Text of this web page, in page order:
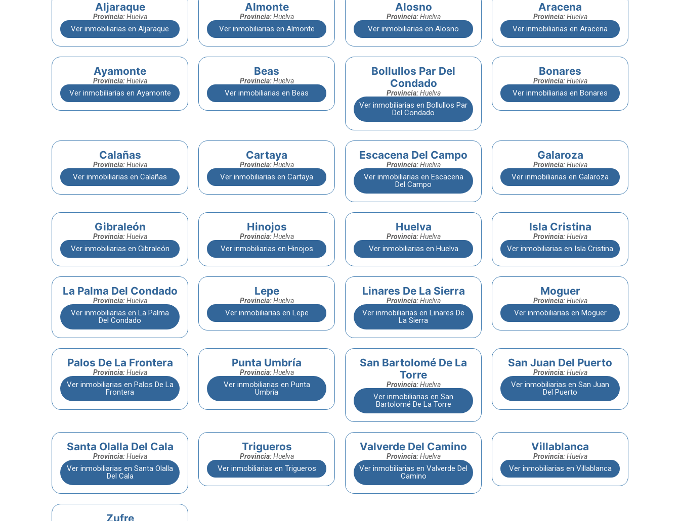
Aljaraque
Provincia:Huelva
Ver inmobiliarias en Aljaraque
Almonte
Provincia:Huelva
Ver inmobiliarias en Almonte
Alosno
Provincia:Huelva
Ver inmobiliarias en Alosno
Aracena
Provincia:Huelva
Ver inmobiliarias en Aracena
Ayamonte
Provincia:Huelva
Ver inmobiliarias en Ayamonte
Beas
Provincia:Huelva
Ver inmobiliarias en Beas
Bollullos Par Del
Condado
Provincia:Huelva
Ver inmobiliarias en Bollullos Par
Del Condado
Bonares
Provincia:Huelva
Ver inmobiliarias en Bonares
Calañas
Provincia:Huelva
Ver inmobiliarias en Calañas
Cartaya
Provincia:Huelva
Ver inmobiliarias en Cartaya
Escacena Del Campo
Provincia:Huelva
Ver inmobiliarias en Escacena
Del Campo
Galaroza
Provincia:Huelva
Ver inmobiliarias en Galaroza
Gibraleón
Provincia:Huelva
Ver inmobiliarias en Gibraleón
Hinojos
Provincia:Huelva
Ver inmobiliarias en Hinojos
Huelva
Provincia:Huelva
Ver inmobiliarias en Huelva
Isla Cristina
Provincia:Huelva
Ver inmobiliarias en Isla Cristina
La Palma Del Condado
Provincia:Huelva
Ver inmobiliarias en La Palma
Del Condado
Lepe
Provincia:Huelva
Ver inmobiliarias en Lepe
Linares De La Sierra
Provincia:Huelva
Ver inmobiliarias en Linares De
La Sierra
Moguer
Provincia:Huelva
Ver inmobiliarias en Moguer
Palos De La Frontera
Provincia:Huelva
Ver inmobiliarias en Palos De La
Frontera
Punta Umbría
Provincia:Huelva
Ver inmobiliarias en Punta
Umbría
San Bartolomé De La
Torre
Provincia:Huelva
Ver inmobiliarias en San
Bartolomé De La Torre
San Juan Del Puerto
Provincia:Huelva
Ver inmobiliarias en San Juan
Del Puerto
Santa Olalla Del Cala
Provincia:Huelva
Ver inmobiliarias en Santa Olalla
Del Cala
Trigueros
Provincia:Huelva
Ver inmobiliarias en Trigueros
Valverde Del Camino
Provincia:Huelva
Ver inmobiliarias en Valverde Del
Camino
Villablanca
Provincia:Huelva
Ver inmobiliarias en Villablanca
Zufre